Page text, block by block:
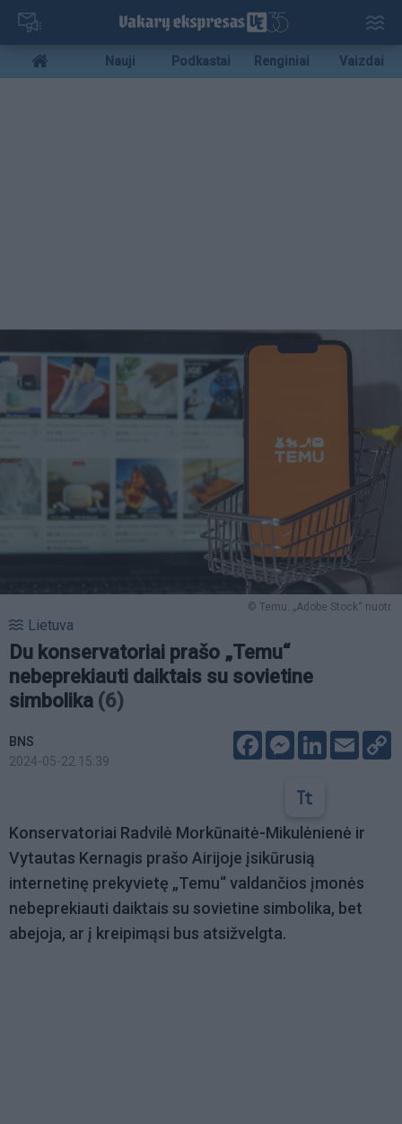
Pereiti
pagrindinį
turinį
Mobile
menu
Nauji Podkastai Renginiai Vaizdai
© Temu. „Adobe Stock“ nuotr.
Lietuva
Du konservatoriai prašo „Temu“
nebeprekiauti daiktais su sovietine
simbolika (6)
BNS
2024-05-22 15:39
FacebookMessenger
LinkedIn
Email
Konservatoriai Radvilė Morkūnaitė-Mikulėnienė ir
Vytautas Kernagis prašo Airijoje įsikūrusią
internetinę prekyvietę „Temu“ valdančios įmonės
nebeprekiauti daiktais su sovietine simbolika, bet
abejoja, ar į kreipimąsi bus atsižvelgta.